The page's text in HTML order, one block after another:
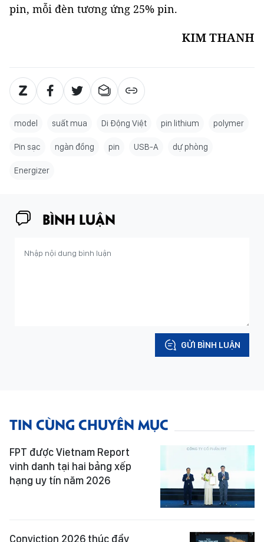
pin, mỗi đèn tương ứng 25% pin.
KIM THANH
model suất mua Di Động Việt pin lithium polymer
Pin sạc ngàn đồng pin USB-A dự phòng
Energizer
BÌNH LUẬN
GỬI BÌNH LUẬN
TIN CÙNG CHUYÊN MỤC
FPT được Vietnam Report
vinh danh tại hai bảng xếp
hạng uy tín năm 2026
Conviction 2026 thúc đẩy